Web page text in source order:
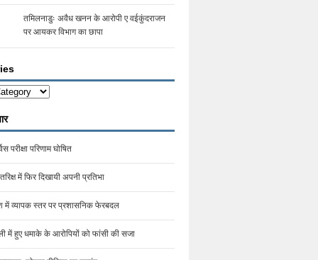
तमिलनाडुः अवैध खनन के आरोपी ए वईकुंदराजन
पर आयकर विभाग का छापा
परीक्षा परिणाम घोषित
में फिर दिखायी अपनी प्रतिभा
में व्यापक स्तर पर प्रशासनिक फेरबदल
में हुए धमाके के आरोपियों को फांसी की सजा